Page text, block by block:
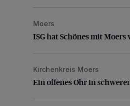
ISG hat Schönes mit Moers
Moers
ISG hat Schönes mit Moers
Ein offenes Ohr in schweren
Kirchenkreis Moers
Ein offenes Ohr in